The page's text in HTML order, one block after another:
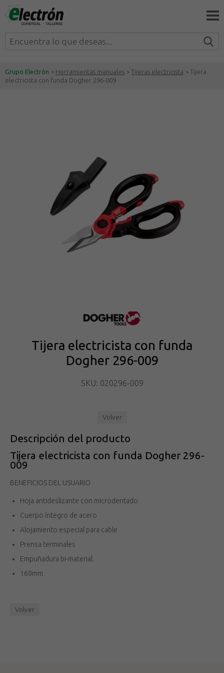
Grupo Electrón > Herramientas manuales > Tijeras electricista > Tijera
electricista con funda Dogher 296-009
Tijera electricista con funda
Dogher 296-009
SKU: 020296-009
Volver
Descripción del producto
Tijera electricista con funda Dogher 296-
009
BENEFICIOS DEL USUARIO
Hoja antideslizante con microdentado
Cuerpo íntegro de acero
Alojamiento especial para cable
Prensa terminales
Empuñadura bi-material.
160mm
Volver